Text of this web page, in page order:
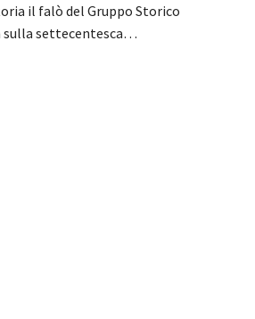
il falò del Gruppo Storico
sulla settecentesca…